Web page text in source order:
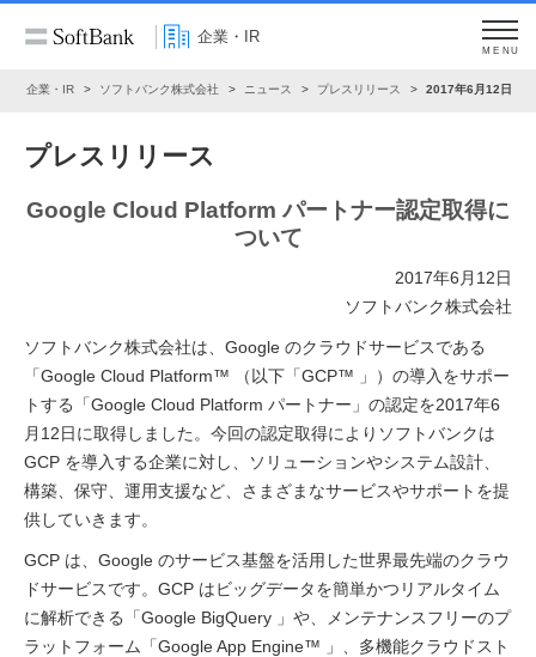
企業・IR
MENU
企業・IR ソフトバンク株式会社 ニュース プレスリリース 2017年6月12日
プレスリリース
Google Cloud Platform パートナー認定取得に
ついて
2017年6月12日
ソフトバンク株式会社
ソフトバンク株式会社は、Google のクラウドサービスである
「Google Cloud Platform™ （以下「GCP™ 」）の導入をサポー
トする「Google Cloud Platform パートナー」の認定を2017年6
月12日に取得しました。今回の認定取得によりソフトバンクは
GCP を導入する企業に対し、ソリューションやシステム設計、
構築、保守、運用支援など、さまざまなサービスやサポートを提
供していきます。
GCP は、Google のサービス基盤を活用した世界最先端のクラウ
ドサービスです。GCP はビッグデータを簡単かつリアルタイム
に解析できる「Google BigQuery 」や、メンテナンスフリーのプ
ラットフォーム「Google App Engine™ 」、多機能クラウドスト